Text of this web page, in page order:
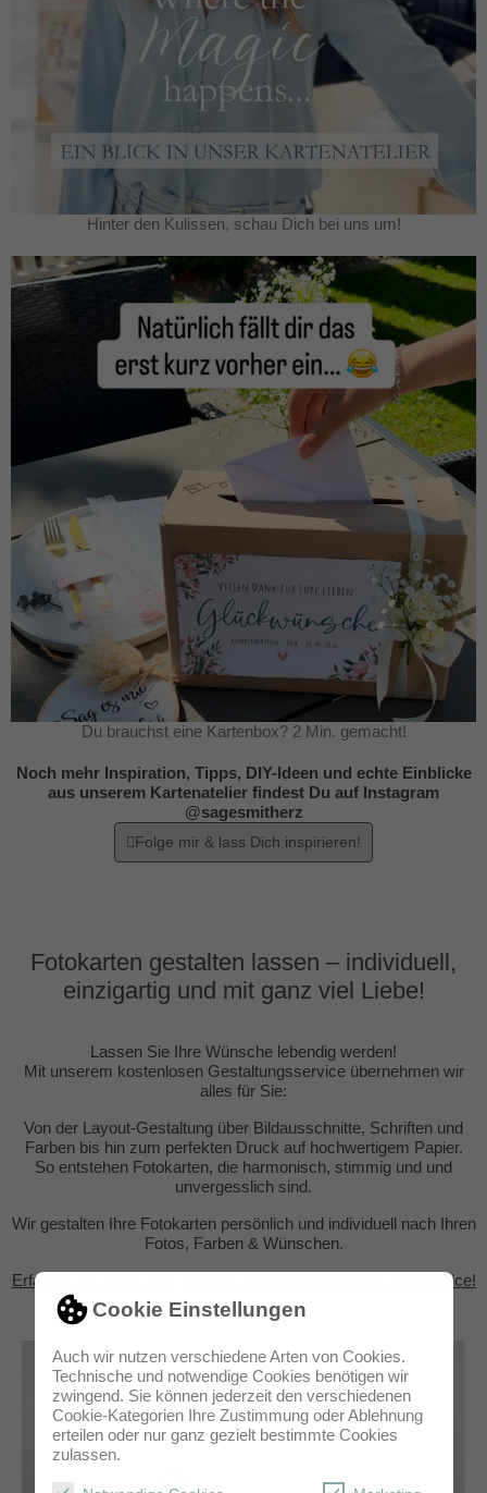
Cookie Einstellungen
Auch wir nutzen verschiedene Arten von Cookies.
Technische und notwendige Cookies benötigen wir
zwingend. Sie können jederzeit den verschiedenen
Cookie-Kategorien Ihre Zustimmung oder Ablehnung
erteilen oder nur ganz gezielt bestimmte Cookies
zulassen.
Hinter den Kulissen, schau Dich bei uns um!
Du brauchst eine Kartenbox? 2 Min. gemacht!
Noch mehr Inspiration, Tipps, DIY-Ideen und echte Einblicke
aus unserem Kartenatelier findest Du auf Instagram
@sagesmitherz
Folge mir & lass Dich inspirieren!
Fotokarten gestalten lassen – individuell,
einzigartig und mit ganz viel Liebe!
Lassen Sie Ihre Wünsche lebendig werden!
Mit unserem kostenlosen Gestaltungsservice übernehmen wir
alles für Sie:
Von der Layout-Gestaltung über Bildausschnitte, Schriften und
Farben bis hin zum perfekten Druck auf hochwertigem Papier.
So entstehen Fotokarten, die harmonisch, stimmig und und
unvergesslich sind.
Wir gestalten Ihre Fotokarten persönlich und individuell nach Ihren
Fotos, Farben & Wünschen.
Erfahren Sie mehr über unseren individuellen Gestaltungsservice!